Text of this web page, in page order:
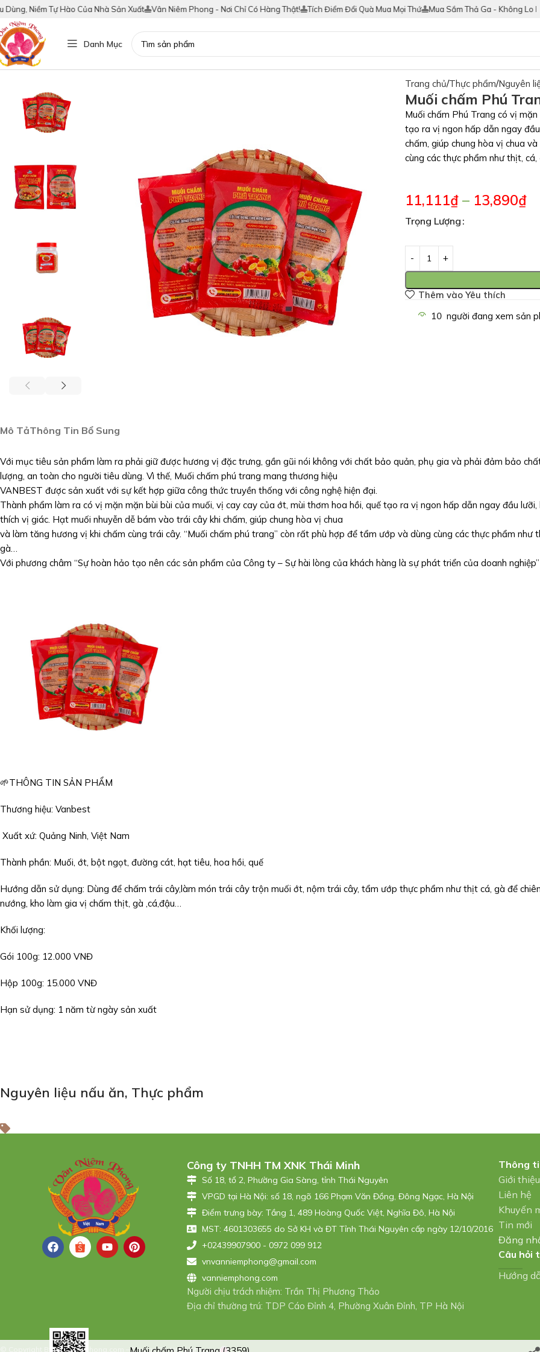
Niềm Tự Hào Của Nhà Sản Xuất Vân Niêm Phong - Nơi Chỉ Có Hàng Thật! Tích Điểm Đổi Quà Mua Mọi Thứ Mua Sắm Thả Ga - Không Lo Hàng
Danh Mục
Trang chủ Thực phẩm Nguyên
Muối chấm Phú
Muối chấm Phú Trang có vị
tạo ra vị ngon hấp dẫn ngay
chấm, giúp chung hòa vị chua
cùng các thực phẩm như thịt,
11,111₫– 13,890₫
Trọng Lượng
Thêm vào Yêu thích
10 người đang xem sản
Mô TảThông Tin Bổ Sung
Với mục tiêu sản phẩm làm ra phải giữ được hương vị đặc trưng, gần gũi nói không với chất bảo quản, phụ gia và phải đảm bảo
lượng, an toàn cho người tiêu dùng. Vì thế, Muối chấm phú trang mang thương hiệu
VANBEST được sản xuất với sự kết hợp giữa công thức truyền thống với công nghệ hiện đại.
Thành phẩm làm ra có vị mặn mặn bùi bùi của muối, vị cay cay của ớt, mùi thơm hoa hồi, quế tạo ra vị ngon hấp dẫn ngay đầu lưỡi,
thích vị giác. Hạt muối nhuyễn dễ bám vào trái cây khi chấm, giúp chung hòa vị chua
và làm tăng hương vị khi chấm cùng trái cây. “Muối chấm phú trang” còn rất phù hợp để tẩm ướp và dùng cùng các thực phẩm như
gà…
Với phương châm “Sự hoàn hảo tạo nên các sản phẩm của Công ty – Sự hài lòng của khách hàng là sự phát triển của doanh nghiệp”
🌱THÔNG TIN SẢN PHẨM
Thương hiệu: Vanbest
Xuất xứ: Quảng Ninh, Việt Nam
Thành phần: Muối, ớt, bột ngọt, đường cát, hạt tiêu, hoa hồi, quế
Hướng dẫn sử dụng: Dùng để chấm trái cây,làm món trái cây trộn muối ớt, nộm trái cây, tẩm ướp thực phẩm như thịt cá, gà để
nướng, kho làm gia vị chấm thịt, gà ,cá,đậu…
Khối lượng:
Gói 100g: 12.000 VNĐ
Hộp 100g: 15.000 VNĐ
Hạn sử dụng: 1 năm từ ngày sản xuất
Nguyên liệu nấu ăn, Thực phẩm
Công ty TNHH TM XNK Thái Minh
Số 18, tổ 2, Phường Gia Sàng, tỉnh Thái Nguyên
VPGD tại Hà Nội: số 18, ngõ 166 Phạm Văn Đồng, Đông Ngạc, Hà Nội
Điểm trưng bày: Tầng 1, 489 Hoàng Quốc Việt, Nghĩa Đô, Hà Nội
MST: 4601303655 do Sở KH và ĐT Tỉnh Thái Nguyên cấp ngày 12/10/2016
+02439907900 - 0972 099 912
vnvanniemphong@gmail.com
vanniemphong.com
Người chịu trách nhiệm: Trần Thị Phương Thảo
Địa chỉ thường trú: TDP Cáo Đỉnh 4, Phường Xuân Đỉnh, TP Hà Nội
Thông
Giới thiệu
Liên hệ
Khuyến
Tin mới
Đăng
Câu hỏi
Hướng
© Copyright By vanniemphong.com – Design By